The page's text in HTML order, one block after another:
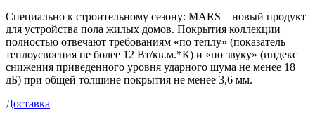
Специально к строительному сезону: MARS – новый продукт
для устройства пола жилых домов. Покрытия коллекции
полностью отвечают требованиям «по теплу» (показатель
теплоусвоения не более 12 Вт/кв.м.*К) и «по звуку» (индекс
снижения приведенного уровня ударного шума не менее 18
дБ) при общей толщине покрытия не менее 3,6 мм.
Доставка